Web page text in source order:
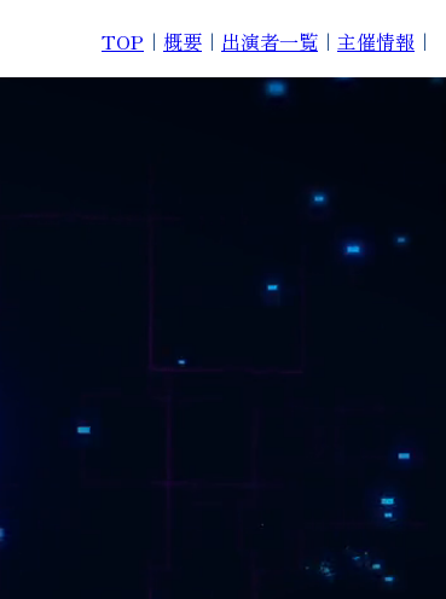
TOP ｜ 概要 ｜ 出演者一覧 ｜ 主催情報 ｜